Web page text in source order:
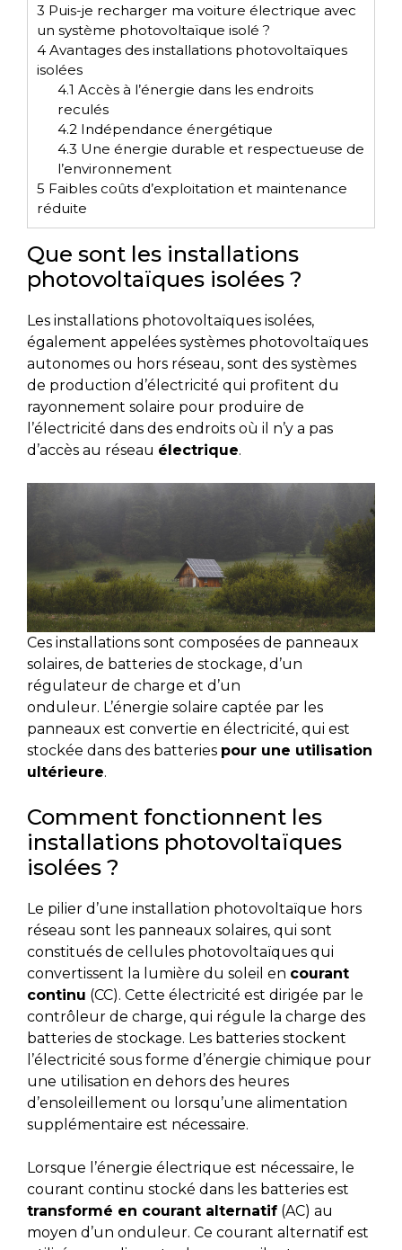
3 Puis-je recharger ma voiture électrique avec
un système photovoltaïque isolé ?
4 Avantages des installations photovoltaïques
isolées
4.1 Accès à l’énergie dans les endroits
reculés
4.2Indépendance énergétique
4.3 Une énergie durable et respectueuse de
l’environnement
5 Faibles coûts d’exploitation et maintenance
réduite
Que sont les installations
photovoltaïques isolées ?
Les installations photovoltaïques isolées,
également appelées systèmes photovoltaïques
autonomes ou hors réseau, sont des systèmes
de production d’électricité qui profitent du
rayonnement solaire pour produire de
l’électricité dans des endroits où il n’y a pas
d’accès au réseau électrique.
Ces installations sont composées de panneaux
solaires, de batteries de stockage, d’un
régulateur de charge et d’un
onduleur. L’énergie solaire captée par les
panneaux est convertie en électricité, qui est
stockée dans des batteries pour une utilisation
ultérieure.
Comment fonctionnent les
installations photovoltaïques
isolées ?
Le pilier d’une installation photovoltaïque hors
réseau sont les panneaux solaires, qui sont
constitués de cellules photovoltaïques qui
convertissent la lumière du soleil en courant
continu (CC). Cette électricité est dirigée par le
contrôleur de charge, qui régule la charge des
batteries de stockage. Les batteries stockent
l’électricité sous forme d’énergie chimique pour
une utilisation en dehors des heures
d’ensoleillement ou lorsqu’une alimentation
supplémentaire est nécessaire.
Lorsque l’énergie électrique est nécessaire, le
courant continu stocké dans les batteries est
transformé en courant alternatif (AC) au
moyen d’un onduleur. Ce courant alternatif est